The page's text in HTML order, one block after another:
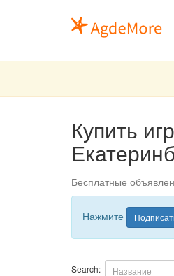
Купить
Бесплатные
Нажмите
Search: